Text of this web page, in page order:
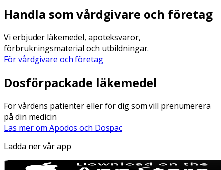
Handla som vårdgivare och företag
Vi erbjuder läkemedel, apoteksvaror,
förbrukningsmaterial och utbildningar.
För vårdgivare och företag
Dosförpackade läkemedel
För vårdens patienter eller för dig som vill prenumerera
på din medicin
Läs mer om Apodos och Dospac
Ladda ner vår app